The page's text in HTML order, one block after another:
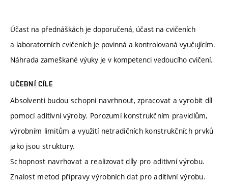
Účast na přednáškách je doporučená, účast na cvičeních
a laboratorních cvičeních je povinná a kontrolovaná vyučujícím.
Náhrada zameškané výuky je v kompetenci vedoucího cvičení.
UČEBNÍ CÍLE
Absolventi budou schopni navrhnout, zpracovat a vyrobit díl
pomocí aditivní výroby. Porozumí konstrukčním pravidlům,
výrobním limitům a využití netradičních konstrukčních prvků
jako jsou struktury.
Schopnost navrhovat a realizovat díly pro aditivní výrobu.
Znalost metod přípravy výrobních dat pro aditivní výrobu.